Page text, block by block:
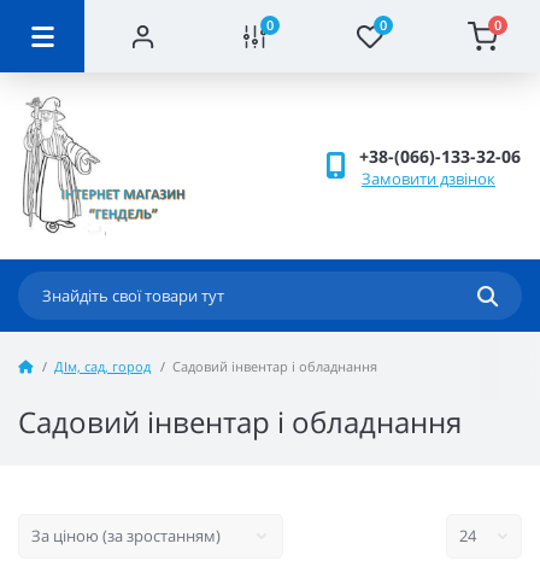
0 0 0
+38-(066)-133-32-06
Замовити дзвінок
ДІм, сад, город Садовий інвентар і обладнання
Садовий інвентар і обладнання